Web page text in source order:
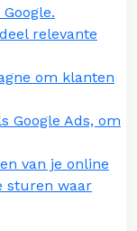
relevante
om klanten
Google Ads, om
van je online
sturen waar